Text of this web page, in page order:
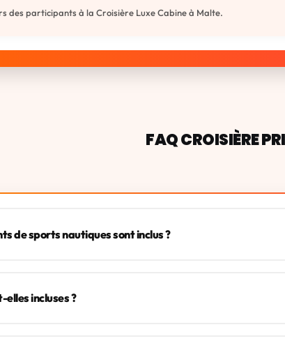
des participants à la Croisière Luxe Cabine à Malte.
FAQ CROISIÈRE
de sports nautiques sont inclus ?
elles incluses ?